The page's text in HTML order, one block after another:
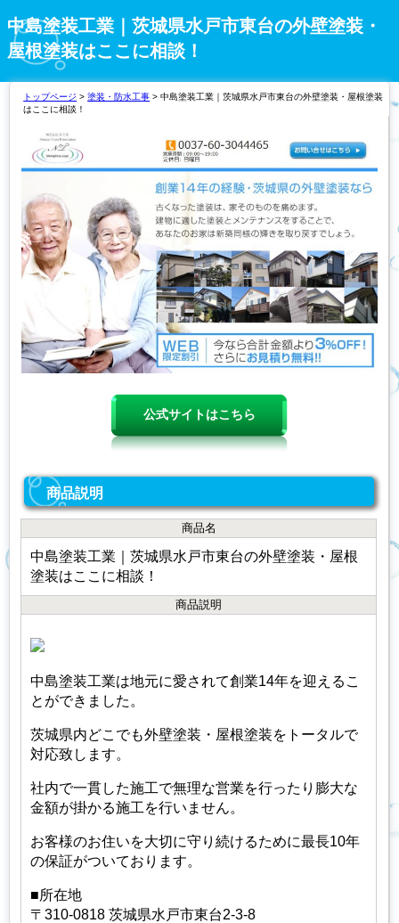
中島塗装工業｜茨城県水戸市東台の外壁塗装・
屋根塗装はここに相談！
トップページ >塗装・防水工事 > 中島塗装工業｜茨城県水戸市東台の外壁塗装・屋根塗装
はここに相談！
公式サイトはこちら
商品説明
商品名
中島塗装工業｜茨城県水戸市東台の外壁塗装・屋根
塗装はここに相談！
商品説明
中島塗装工業は地元に愛されて創業14年を迎えるこ
とができました。
茨城県内どこでも外壁塗装・屋根塗装をトータルで
対応致します。
社内で一貫した施工で無理な営業を行ったり膨大な
金額が掛かる施工を行いません。
お客様のお住いを大切に守り続けるために最長10年
の保証がついております。
■所在地
〒310-0818 茨城県水戸市東台2-3-8